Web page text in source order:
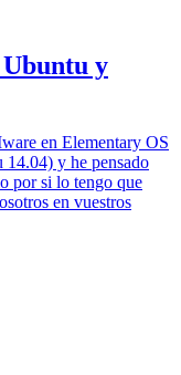
y
en Elementary OS
y he pensado
por si lo tengo que
en vuestros